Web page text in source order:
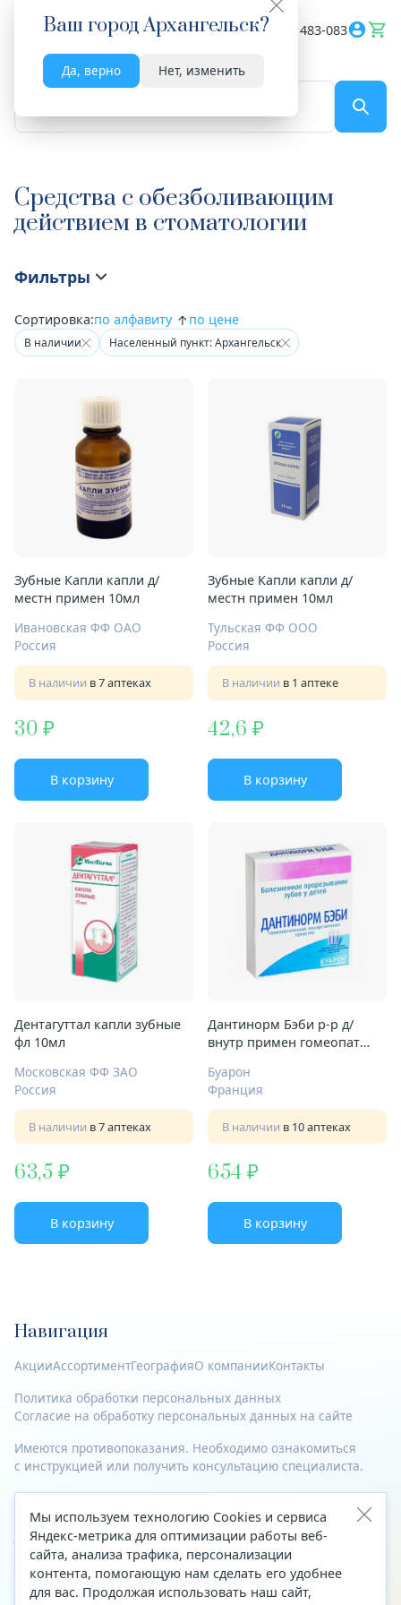
Ваш городАрхангельск?
Да, верно Нет, изменить
Весь сайт 8182 483-083
Средства с обезболивающим
действием в стоматологии
Фильтры
Сортировка:по алфавиту по цене
В наличии Населенный пункт: Архангельск
Зубные Капли капли д/
местн примен 10мл
Ивановская ФФ ОАО
Россия
В наличии в 7 аптеках
30
В корзину
Зубные Капли капли д/
местн примен 10мл
Тульская ФФ ООО
Россия
В наличии в 1 аптеке
42,6
В корзину
Дентагуттал капли зубные
фл 10мл
Московская ФФ ЗАО
Россия
В наличии в 7 аптеках
63,5
В корзину
Дантинорм Бэби р-р д/
внутр примен гомеопат
Буарон
Франция
В наличии в 10 аптеках
654
В корзину
Навигация
АкцииАссортиментГеографияО компанииКонтакты
Политика обработки персональных данных
Согласие на обработку персональных данных на сайте
Имеются противопоказания. Необходимо ознакомиться
с инструкцией или получить консультацию специалиста.
© 2023—2026 Все права защищены.
Адрес
Архангельск, ул. Папанина, д. 19 (вход в здание со стороны
автоцентра «Тойота»)
Мы используем технологию Cookies и сервиса
Яндекс-метрика для оптимизации работы веб-
сайта, анализа трафика, персонализации
контента, помогающую нам сделать его удобнее
для вас. Продолжая использовать наш сайт,